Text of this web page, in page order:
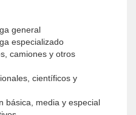
general
especializado
camiones y otros
científicos y
básica, media y especial